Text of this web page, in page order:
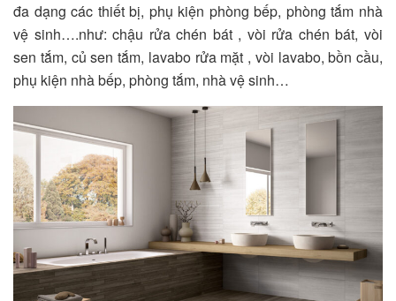
đa dạng các thiết bị, phụ kiện phòng bếp, phòng tắm nhà
vệ sinh….như: chậu rửa chén bát , vòi rửa chén bát, vòi
sen tắm, củ sen tắm, lavabo rửa mặt , vòi lavabo, bồn cầu,
phụ kiện nhà bếp, phòng tắm, nhà vệ sinh…